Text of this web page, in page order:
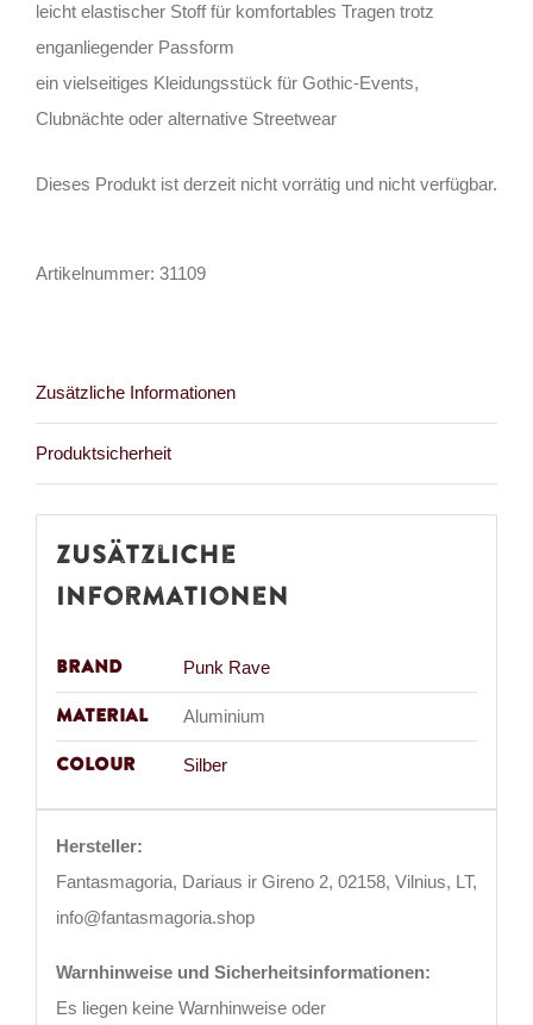
leicht elastischer Stoff für komfortables Tragen trotz
enganliegender Passform
ein vielseitiges Kleidungsstück für Gothic-Events,
Clubnächte oder alternative Streetwear
Dieses Produkt ist derzeit nicht vorrätig und nicht verfügbar.
Artikelnummer: 31109
Zusätzliche Informationen
Produktsicherheit
Zusätzliche
Informationen
Brand Punk Rave
Material Aluminium
Colour Silber
Hersteller:
Fantasmagoria, Dariaus ir Gireno 2, 02158, Vilnius, LT,
info@fantasmagoria.shop
Warnhinweise und Sicherheitsinformationen:
Es liegen keine Warnhinweise oder